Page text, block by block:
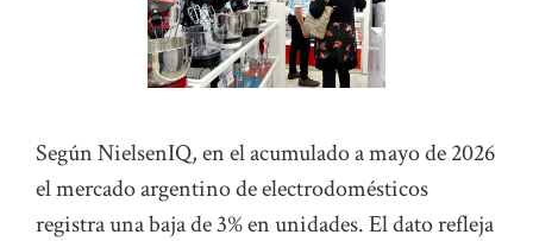
Según NielsenIQ, en el acumulado a mayo de 2026
el mercado argentino de electrodomésticos
registra una baja de 3% en unidades. El dato refleja